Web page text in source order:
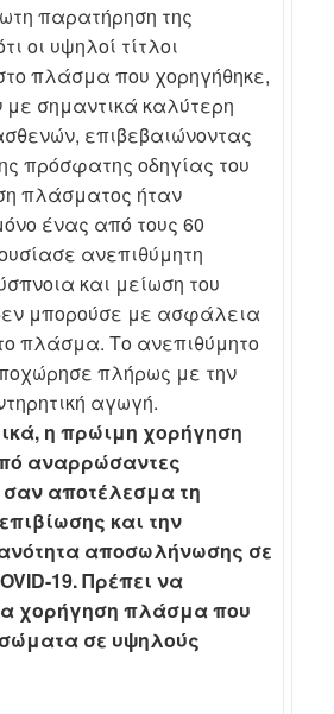
παρατήρηση της
οι υψηλοί τίτλοι
πλάσμα που χορηγήθηκε,
με σημαντικά καλύτερη
επιβεβαιώνοντας
πρόσφατης οδηγίας του
πλάσματος ήταν
ένας από τους 60
ανεπιθύμητη
και μείωση του
μπορούσε με ασφάλεια
πλάσμα. Το ανεπιθύμητο
πλήρως με την
αγωγή.
η πρώιμη χορήγηση
αναρρώσαντες
σαν αποτέλεσμα τη
και την
αποσωλήνωσης σε
19. Πρέπει να
χορήγηση πλάσμα που
σε υψηλούς